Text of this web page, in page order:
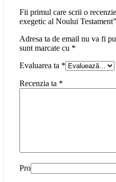
Fii primul care scrii o
exegetic al Noului Testament”
Adresa ta de email nu va fi
sunt marcate cu *
Evaluarea ta *
Recenzia ta *
Pro